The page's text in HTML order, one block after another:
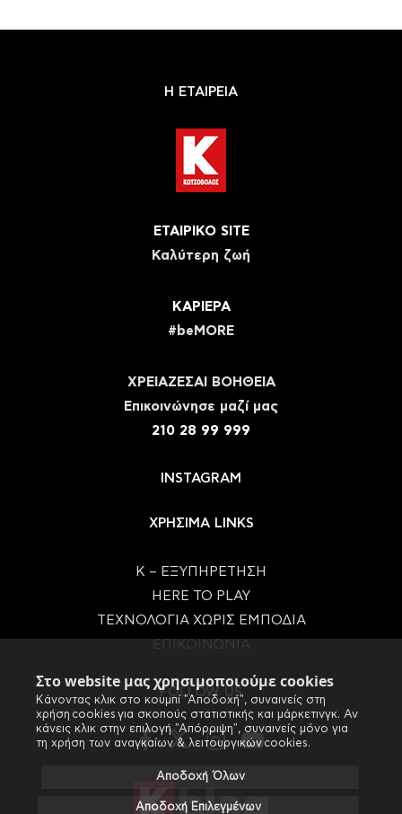
Στο website μας χρησιμοποιούμε cookies
Κάνοντας κλικ στο κουμπί "Αποδοχή", συναινείς στη
χρήση cookies για σκοπούς στατιστικής και μάρκετινγκ. Αν
κάνεις κλικ στην επιλογή "Απόρριψη", συναινείς μόνο για
τη χρήση των αναγκαίων & λειτουργικών cookies.
Αποδοχή Όλων
Αποδοχή Επιλεγμένων
Η ΕΤΑΙΡΕΙΑ
ΕΤΑΙΡΙΚΟ SITE
Καλύτερη ζωή
ΚΑΡΙΕΡΑ
#beMORE
ΧΡΕΙΑΖΕΣΑΙ ΒΟΗΘΕΙΑ
Eπικοινώνησε μαζί μας
210 28 99 999
INSTAGRAM
ΧΡΗΣΙΜΑ LINKS
Κ – ΕΞΥΠΗΡΕΤΗΣΗ
HERE TO PLAY
ΤΕΧΝΟΛΟΓΙΑ ΧΩΡΙΣ ΕΜΠΟΔΙΑ
FOLLOW US